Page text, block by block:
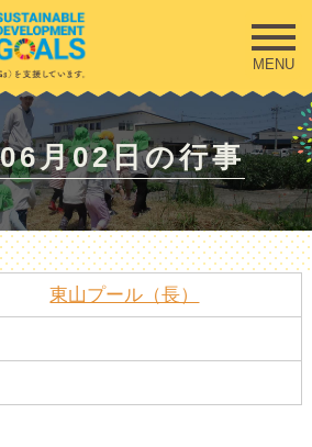
MENU
月02日の行事
東山プール（長）